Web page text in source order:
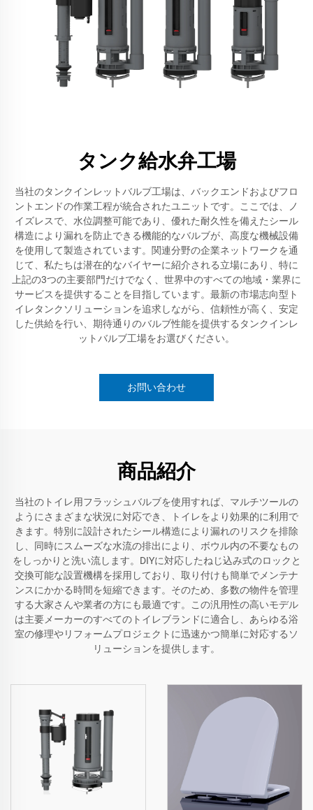
タンク給水弁工場
当社のタンクインレットバルブ工場は、バックエンドおよびフロ
ントエンドの作業工程が統合されたユニットです。ここでは、ノ
イズレスで、水位調整可能であり、優れた耐久性を備えたシール
構造により漏れを防止できる機能的なバルブが、高度な機械設備
を使用して製造されています。関連分野の企業ネットワークを通
じて、私たちは潜在的なバイヤーに紹介される立場にあり、特に
上記の3つの主要部門だけでなく、世界中のすべての地域・業界に
サービスを提供することを目指しています。最新の市場志向型ト
イレタンクソリューションを追求しながら、信頼性が高く、安定
した供給を行い、期待通りのバルブ性能を提供するタンクインレ
ットバルブ工場をお選びください。
お問い合わせ
商品紹介
当社のトイレ用フラッシュバルブを使用すれば、マルチツールの
ようにさまざまな状況に対応でき、トイレをより効果的に利用で
きます。特別に設計されたシール構造により漏れのリスクを排除
し、同時にスムーズな水流の排出により、ボウル内の不要なもの
をしっかりと洗い流します。DIYに対応したねじ込み式のロックと
交換可能な設置機構を採用しており、取り付けも簡単でメンテナ
ンスにかかる時間を短縮できます。そのため、多数の物件を管理
する大家さんや業者の方にも最適です。この汎用性の高いモデル
は主要メーカーのすべてのトイレブランドに適合し、あらゆる浴
室の修理やリフォームプロジェクトに迅速かつ簡単に対応するソ
リューションを提供します。